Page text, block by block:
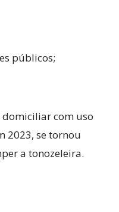
públicos;
com uso
2023, se tornou
a tonozeleira.